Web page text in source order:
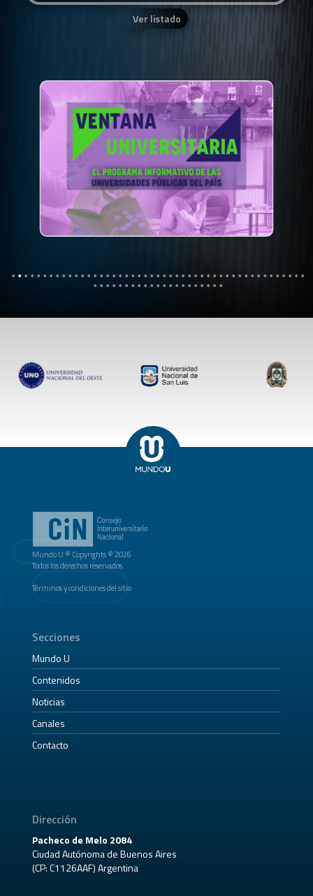
Ver listado
Mundo U ® Copyrights © 2026
Todos los derechos reservados.
Términos y condiciones del sitio
Secciones
Mundo U
Contenidos
Noticias
Canales
Contacto
Dirección
Pacheco de Melo 2084
Ciudad Autónoma de Buenos Aires
(CP: C1126AAF) Argentina